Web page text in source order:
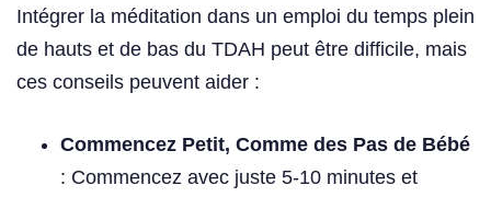
Intégrer la méditation dans un emploi du temps plein
de hauts et de bas du TDAH peut être difficile, mais
ces conseils peuvent aider :
Commencez Petit, Comme des Pas de Bébé
: Commencez avec juste 5-10 minutes et